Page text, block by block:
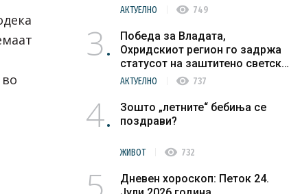
АКТУЕЛНО visibility 749
3
Победа за Владата,
Охридскиот регион го задржа
статусот на заштитено светско
културно наследство
АКТУЕЛНО visibility 737
4
Зошто „летните“ бебиња се
поздрави?
ЖИВОТ visibility 732
Дневен хороскоп: Петок 24.